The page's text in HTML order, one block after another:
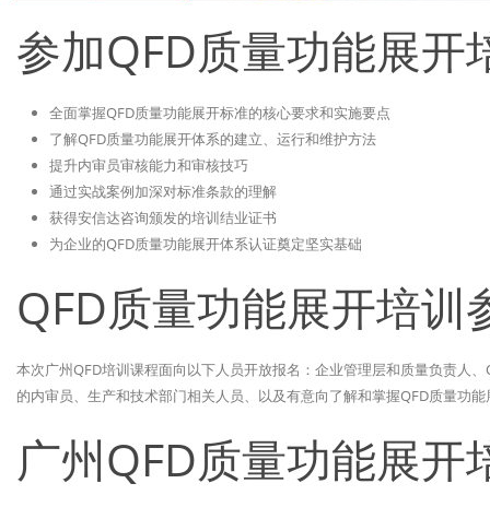
参加QFD质量功能展开
全面掌握QFD质量功能展开标准的核心要求和实施要点
了解QFD质量功能展开体系的建立、运行和维护方法
提升内审员审核能力和审核技巧
通过实战案例加深对标准条款的理解
获得安信达咨询颁发的培训结业证书
为企业的QFD质量功能展开体系认证奠定坚实基础
QFD质量功能展开培训
本次广州QFD培训课程面向以下人员开放报名：企业管理层和质量负责人
的内审员、生产和技术部门相关人员、以及有意向了解和掌握QFD质量功
广州QFD质量功能展开